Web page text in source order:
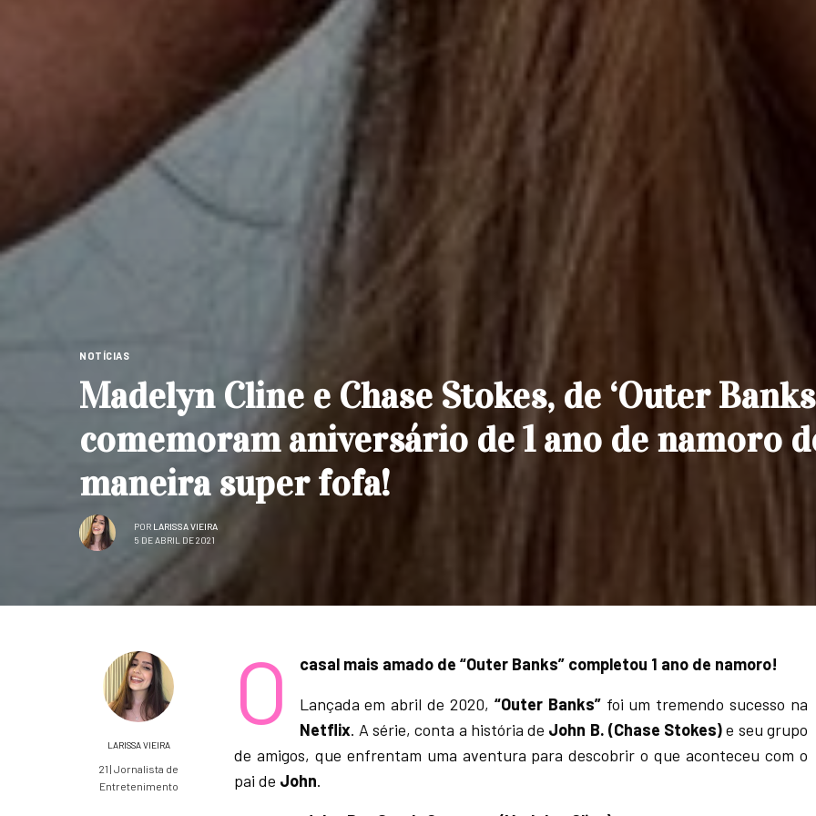
NOTÍCIAS
Madelyn Cline e Chase Stokes, de ‘Outer
comemoram aniversário de 1 ano de namoro
maneira super fofa!
POR LARISSA VIEIRA
5 DE ABRIL DE 2021
LARISSA VIEIRA
21 | Jornalista de
Entretenimento
O
casal mais amado de “Outer Banks” completou 1 ano de namoro!
Lançada em abril de 2020, “Outer Banks”foi um tremendo sucesso na
Netflix. A série, conta a história de John B. (Chase Stokes)e seu grupo
de amigos, que enfrentam uma aventura para descobrir o que aconteceu com o
pai de John.